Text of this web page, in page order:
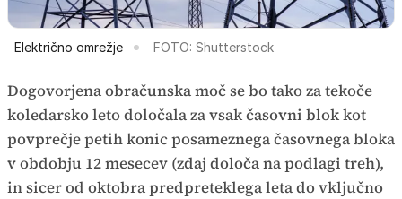
Električno omrežje FOTO: Shutterstock
Dogovorjena obračunska moč se bo tako za tekoče
koledarsko leto določala za vsak časovni blok kot
povprečje petih konic posameznega časovnega bloka
v obdobju 12 mesecev (zdaj določa na podlagi treh),
in sicer od oktobra predpreteklega leta do vključno